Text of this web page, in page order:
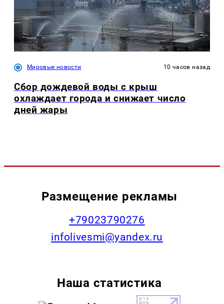
Мировые новости 10 часов назад
Сбор дождевой воды с крыш
охлаждает города и снижает число
дней жары
Размещение рекламы
+79023790276
infolivesmi@yandex.ru
Наша статистика